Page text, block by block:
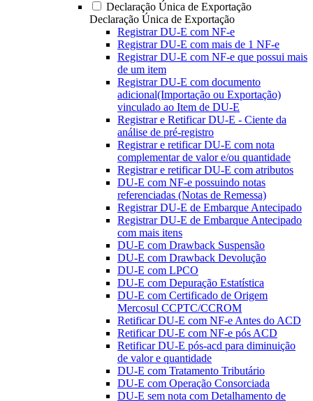
Declaração Única de Exportação
Declaração Única de Exportação
Registrar DU-E com NF-e
Registrar DU-E com mais de 1 NF-e
Registrar DU-E com NF-e que possui mais
de um item
Registrar DU-E com documento
adicional(Importação ou Exportação)
vinculado ao Item de DU-E
Registrar e Retificar DU-E - Ciente da
análise de pré-registro
Registrar e retificar DU-E com nota
complementar de valor e/ou quantidade
Registrar e retificar DU-E com atributos
DU-E com NF-e possuindo notas
referenciadas (Notas de Remessa)
Registrar DU-E de Embarque Antecipado
Registrar DU-E de Embarque Antecipado
com mais itens
DU-E com Drawback Suspensão
DU-E com Drawback Devolução
DU-E com LPCO
DU-E com Depuração Estatística
DU-E com Certificado de Origem
Mercosul CCPTC/CCROM
Retificar DU-E com NF-e Antes do ACD
Retificar DU-E com NF-e pós ACD
Retificar DU-E pós-acd para diminuição
de valor e quantidade
DU-E com Tratamento Tributário
DU-E com Operação Consorciada
DU-E sem nota com Detalhamento de